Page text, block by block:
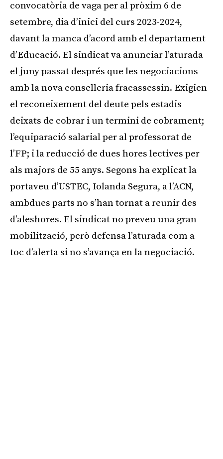
convocatòria de vaga per al pròxim 6 de
setembre, dia d’inici del curs 2023-2024,
davant la manca d’acord amb el departament
d’Educació. El sindicat va anunciar l’aturada
el juny passat després que les negociacions
amb la nova conselleria fracassessin. Exigien
el reconeixement del deute pels estadis
deixats de cobrar i un termini de cobrament;
l’equiparació salarial per al professorat de
l’FP; i la reducció de dues hores lectives per
als majors de 55 anys. Segons ha explicat la
portaveu d’USTEC, Iolanda Segura, a l’ACN,
ambdues parts no s’han tornat a reunir des
d’aleshores. El sindicat no preveu una gran
mobilització, però defensa l’aturada com a
toc d’alerta si no s’avança en la negociació.